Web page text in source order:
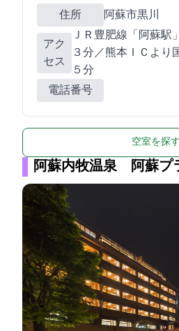
住所 阿蘇市黒川1230
アク
セス
ＪＲ豊肥線「阿蘇駅
３分／熊本ＩＣより
５分
電話番号
空室を探す
阿蘇内牧温泉 阿蘇プ